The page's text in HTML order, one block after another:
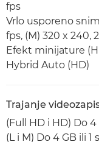
fps
Vrlo usporeno
fps, (M) 320 x 240,
Efekt minijature
Hybrid Auto (HD)
Trajanje
(Full HD i HD) Do 4
(L i M) Do 4 GB ili 1